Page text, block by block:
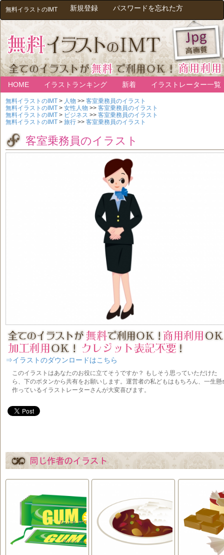
無料イラストのIMT 新規登録 パスワードを忘れた方
HOME イラストランキング 新着 イラストレーター一覧
無料イラストのIMT > 人物 >> 客室乗務員のイラスト
無料イラストのIMT > 女性人物 >> 客室乗務員のイラスト
無料イラストのIMT > ビジネス >> 客室乗務員のイラスト
無料イラストのIMT > 旅行 >> 客室乗務員のイラスト
客室乗務員のイラスト
⇒イラストのダウンロードはこちら